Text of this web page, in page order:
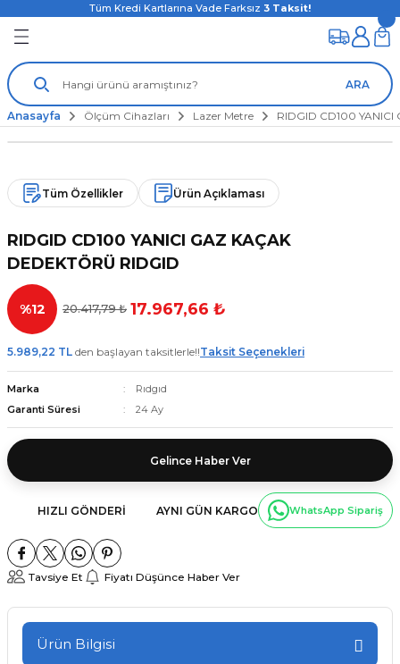
Tüm Kredi Kartlarına Vade Farksız 3 Taksit!
ARA
Anasayfa Ölçüm Cihazları Lazer Metre RIDGID CD100
Tüm Özellikler Ürün Açıklaması
RIDGID CD100 YANICI GAZ KAÇAK
DEDEKTÖRÜ RIDGID
%12 20.417,79 ₺ 17.967,66 ₺
5.989,22 TL den başlayan taksitlerle!!Taksit Seçenekleri
Marka
Rıdgıd
Garanti Süresi
24 Ay
Gelince Haber Ver
HIZLI GÖNDERI AYNI GÜN KARGO WhatsApp Sipariş
Tavsiye Et Fiyatı Düşünce Haber Ver
Ürün Bilgisi